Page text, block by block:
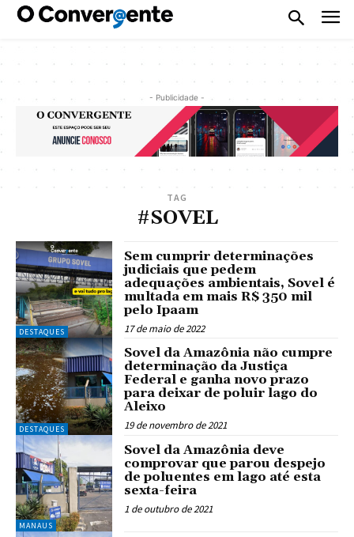
- Publicidade -
TAG
#SOVEL
DESTAQUES
Sem cumprir determinações
judiciais que pedem
adequações ambientais, Sovel é
multada em mais R$ 350 mil
pelo Ipaam
17 de maio de 2022
DESTAQUES
Sovel da Amazônia não cumpre
determinação da Justiça
Federal e ganha novo prazo
para deixar de poluir lago do
Aleixo
19 de novembro de 2021
MANAUS
Sovel da Amazônia deve
comprovar que parou despejo
de poluentes em lago até esta
sexta-feira
1 de outubro de 2021